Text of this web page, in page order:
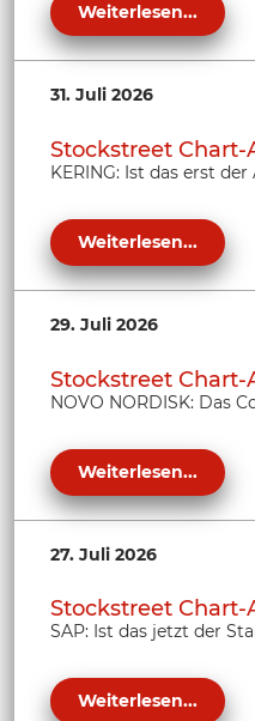
Weiterlesen...
31. Juli 2026
Stockstreet Chart-
KERING: Ist das erst
Weiterlesen...
29. Juli 2026
Stockstreet Chart-
NOVO NORDISK: Das
Weiterlesen...
27. Juli 2026
Stockstreet Chart-
SAP: Ist das jetzt der
Weiterlesen...